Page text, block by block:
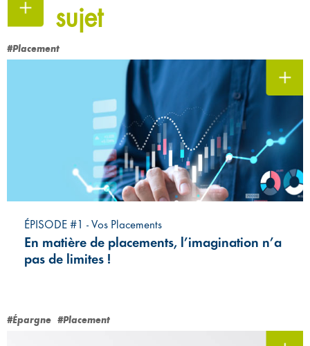
sujet
#Placement
ÉPISODE #1 - Vos Placements
En matière de placements, l’imagination n’a
pas de limites !
#Épargne #Placement